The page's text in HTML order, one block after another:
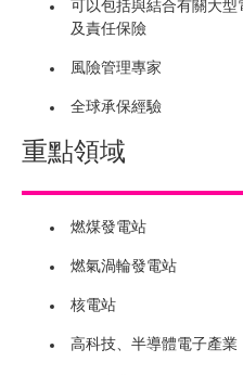
可以包括與結合有關大
及責任保險
風險管理專家
全球承保經驗
重點領域
燃煤發電站
燃氣渦輪發電站
核電站
高科技、半導體電子產業